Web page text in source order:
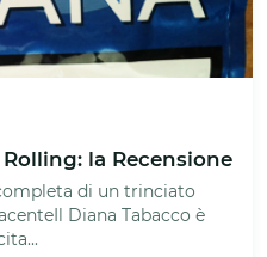
la Recensione
di un trinciato
Diana Tabacco è